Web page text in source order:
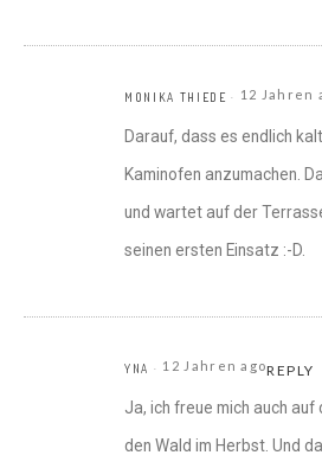
MONIKA THIEDE 12 Jahren
Darauf, dass es endlich
Kaminofen anzumachen.
und wartet auf der
seinen ersten Einsatz :-D.
YNA 12 Jahren agoREPLY
Ja, ich freue mich auch auf
den Wald im Herbst. Und